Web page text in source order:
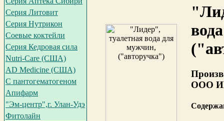
Серия Литовит
Серия Нутрикон
Соевые коктейли
Серия Кедровая сила
Nutri-Care (США)
AD Medicine (США)
С пантогематогеном
Апифарм
"Эм-центр",г. Улан-Удэ
Фитолайн
ООО